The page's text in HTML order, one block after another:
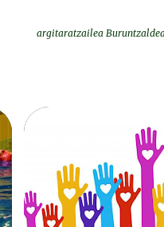
argitaratzailea
BOLONDRESAK |